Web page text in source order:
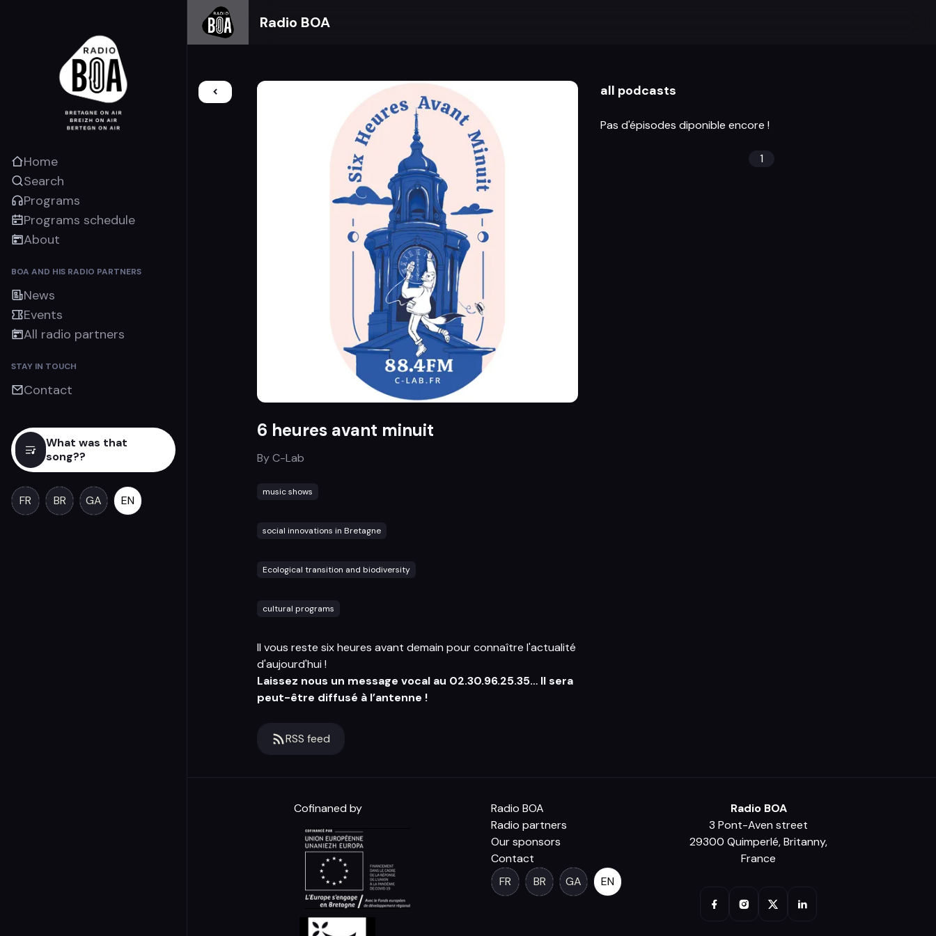
Home
Search
Programs
Programs schedule
About
BOA AND HIS RADIO PARTNERS
News
Events
All radio partners
STAY IN TOUCH
Contact
What was that
song??
FR BR GA EN
Radio BOA
6 heures avant minuit
ByC-Lab
music shows
social innovations in Bretagne
Ecological transition and biodiversity
cultural programs
Il vous reste six heures avant demain pour connaître l'actualité
d'aujourd'hui !
Laissez nous un message vocal au 02.30.96.25.35… Il sera
peut-être diffusé à l’antenne !
RSS feed
all podcasts
Pas d'épisodes diponible encore !
1
Cofinaned by
Radio BOA
Radio partners
Our sponsors
Contact
FR
BR GA EN
Radio BOA
3 Pont-Aven street
29300 Quimperlé, Britanny,
France